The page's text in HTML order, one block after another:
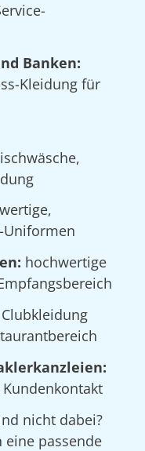
Banken:
Kleidung für
Uniformen
hochwertige
Clubkleidung
nicht dabei?
eine passende